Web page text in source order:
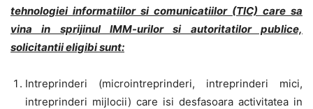
tehnologiei informatiilor si comunicatiilor (TIC) care sa
vina in sprijinul IMM-urilor si autoritatilor publice,
solicitantii eligibi sunt:
Intreprinderi (microintreprinderi, intreprinderi mici,
intreprinderi mijlocii) care isi desfasoara activitatea in